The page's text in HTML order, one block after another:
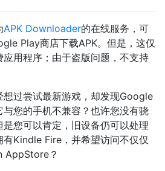
APK Downloader的在线服务，可
Play商店下载APK。但是，这仅
应用程序；由于盗版问题，不支持
想过尝试最新游戏，却发现Google
与您的手机不兼容？也许您没有骁
是您可以肯定，旧设备仍可以处理
有Kindle Fire，并希望访问不仅仅
AppStore？